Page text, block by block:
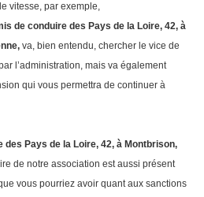
vitesse, par exemple,
de conduire des Pays de la Loire, 42, à
va, bien entendu, chercher le vice de
l’administration, mais va également
qui vous permettra de continuer à
des Pays de la Loire, 42, à Montbrison,
de notre association est aussi présent
vous pourriez avoir quant aux sanctions